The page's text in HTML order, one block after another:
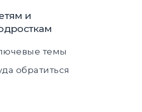
и
темы
обратиться